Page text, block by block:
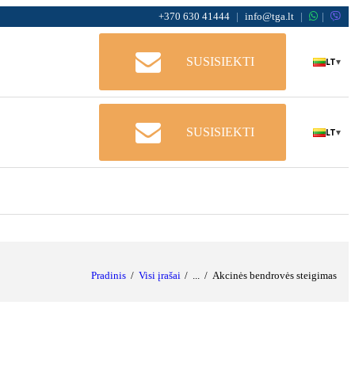
+370 630 41444 | info@tga.lt | |
SUSISIEKTI LT▾
SUSISIEKTI LT▾
Pradinis Visi įrašai Akcinės bendrovės steigimas